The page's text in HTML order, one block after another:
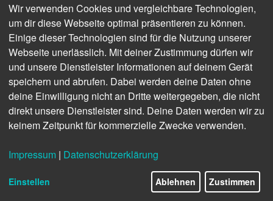
www.agentur-tielesch.de
ANZEIGE
NEWS
»Schwerhörelos« – HANSATON unterstützt
Filmprojekt
»UNVERZICHTBARE HELDEN
Wir verwenden Cookies und vergleichbare Technologien,
um dir diese Webseite optimal präsentieren zu können.
Einige dieser Technologien sind für die Nutzung unserer
Webseite unerlässlich. Mit deiner Zustimmung dürfen wir
und unsere Dienstleister Informationen auf deinem Gerät
speichern und abrufen. Dabei werden deine Daten ohne
deine Einwilligung nicht an Dritte weitergegeben, die nicht
direkt unsere Dienstleister sind. Deine Daten werden wir zu
keinem Zeitpunkt für kommerzielle Zwecke verwenden.
Impressum | Datenschutzerklärung
Einstellen Ablehnen Zustimmen